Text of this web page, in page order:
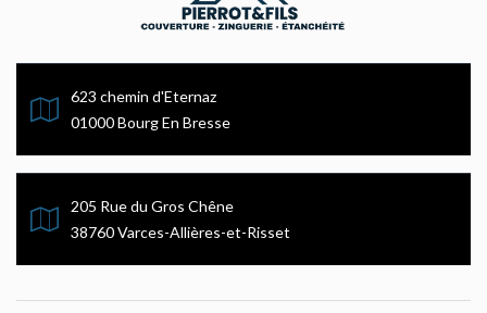
623 chemin d'Eternaz
01000 Bourg En Bresse
205 Rue du Gros Chêne
38760 Varces-Allières-et-Risset